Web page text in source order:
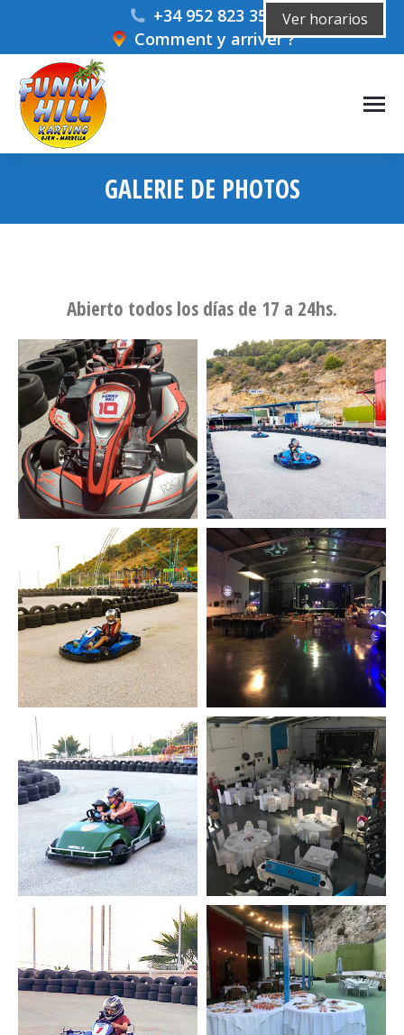
+34 952 823 359
Comment y arriver ?
GALERIE DE PHOTOS
Abierto todos los días de 17 a 24hs.
Ver horarios